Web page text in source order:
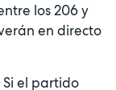
los 206 y
en directo
Si el partido